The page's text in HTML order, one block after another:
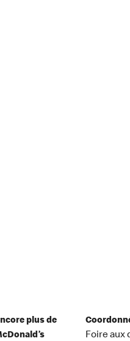
plus de
Foire aux